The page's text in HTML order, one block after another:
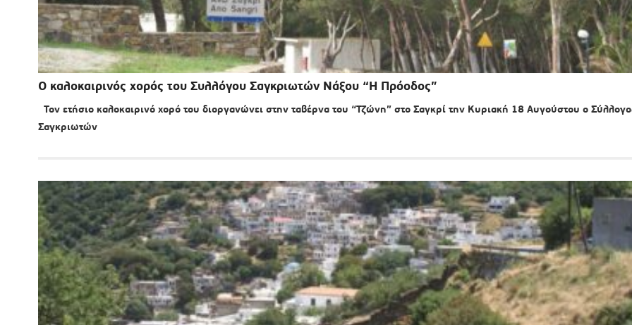
Ο καλοκαιρινός χορός του Συλλόγου Σαγκριωτών Νάξου “Η Πρόοδος”
Τον ετήσιο καλοκαιρινό χορό του διοργανώνει στην ταβέρνα του “Τζώνη” στο Σαγκρί την Κυριακή 18 Αυγούστου ο
Σαγκριωτών